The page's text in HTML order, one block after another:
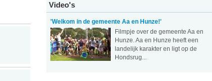
Video's
'Welkom in de gemeente Aa en Hunze!'
Filmpje over de gemeente Aa en
Hunze. Aa en Hunze heeft een
landelijk karakter en ligt op de
Hondsrug...